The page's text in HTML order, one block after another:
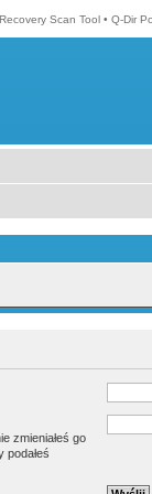
Scan Tool • Q-Dir
zmieniałeś go